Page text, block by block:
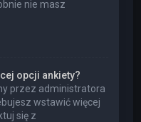
nie masz
opcji ankiety?
przez administratora
wstawić więcej
się z